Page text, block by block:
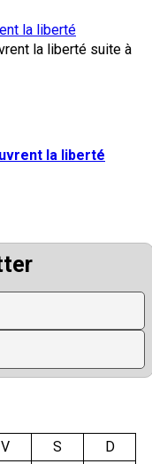
la liberté
la liberté
V S
D